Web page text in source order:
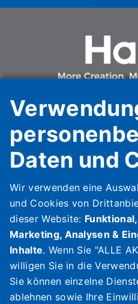
Haier HVAC Solutions
Via
31020
HAIER HVAC
08908
Haier HVAC
Daten und
Wir verwenden eine
und Cookies von
dieser Website:
Marketing, Analysen &
Inhalte. Wenn Sie "ALLE
willigen Sie in die
Sie können einzelne
ablehnen sowie Ihre